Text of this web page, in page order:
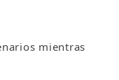
mientras